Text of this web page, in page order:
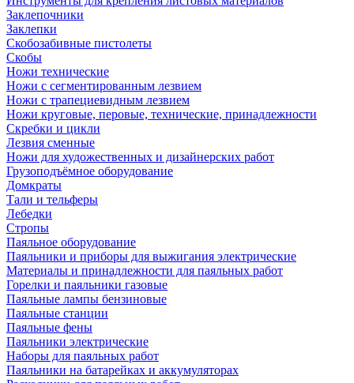
Заклепочники
Заклепки
Скобозабивные пистолеты
Скобы
Ножи технические
Ножи с сегментированным лезвием
Ножи с трапециевидным лезвием
Ножи круговые, перовые, технические, принадлежности
Скребки и цикли
Лезвия сменные
Ножи для художественных и дизайнерских работ
Грузоподъёмное оборудование
Домкраты
Тали и тельферы
Лебедки
Стропы
Паяльное оборудование
Паяльники и приборы для выжигания электрические
Материалы и принадлежности для паяльных работ
Горелки и паяльники газовые
Паяльные лампы бензиновые
Паяльные станции
Паяльные фены
Паяльники электрические
Наборы для паяльных работ
Паяльники на батарейках и аккумуляторах